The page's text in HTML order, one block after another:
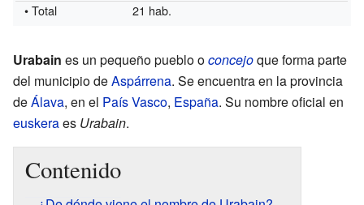
• Total 21 hab.
Urabain es un pequeño pueblo oconcejoque forma parte
del municipio deAspárrena. Se encuentra en la provincia
deÁlava, en el País Vasco, España. Su nombre oficial en
euskeraes Urabain.
Contenido